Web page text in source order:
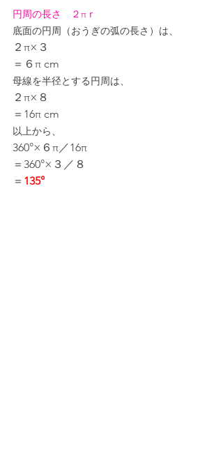
円周の長さ　２πｒ
底面の円周（おうぎの弧の長さ）は、
２π×３
＝６π cm
母線を半径とする円周は、
２π×８
＝16π cm
以上から、
360°×６π／16π
＝360°×３／８
＝ 135°